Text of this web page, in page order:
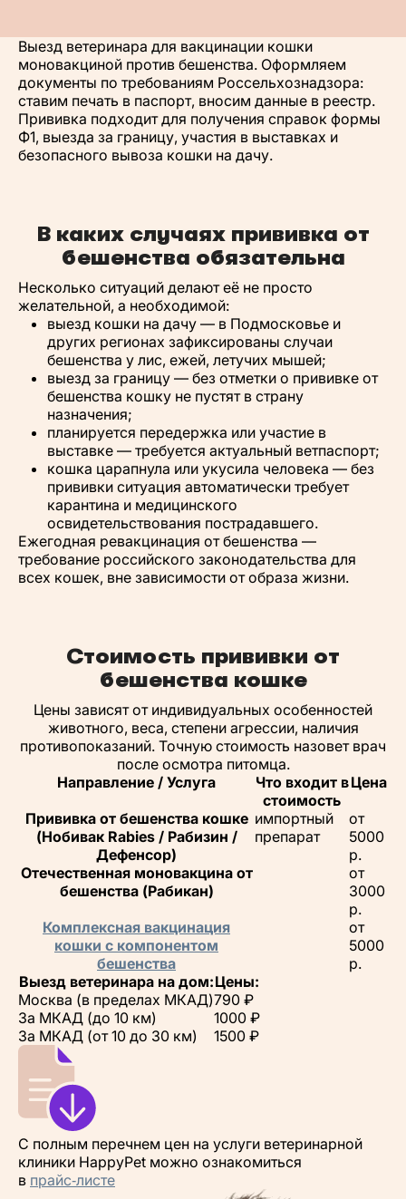
Выезд ветеринара для вакцинации кошки
моновакциной против бешенства. Оформляем
документы по требованиям Россельхознадзора:
ставим печать в паспорт, вносим данные в реестр.
Прививка подходит для получения справок формы
Ф1, выезда за границу, участия в выставках и
безопасного вывоза кошки на дачу.
В каких случаях прививка от
бешенства обязательна
Несколько ситуаций делают её не просто
желательной, а необходимой:
выезд кошки на дачу — в Подмосковье и
других регионах зафиксированы случаи
бешенства у лис, ежей, летучих мышей;
выезд за границу — без отметки о прививке от
бешенства кошку не пустят в страну
назначения;
планируется передержка или участие в
выставке — требуется актуальный ветпаспорт;
кошка царапнула или укусила человека — без
прививки ситуация автоматически требует
карантина и медицинского
освидетельствования пострадавшего.
Ежегодная ревакцинация от бешенства —
требование российского законодательства для
всех кошек, вне зависимости от образа жизни.
Стоимость прививки от
бешенства кошке
Цены зависят от индивидуальных особенностей
животного, веса, степени агрессии, наличия
противопоказаний. Точную стоимость назовет врач
после осмотра питомца.
Направление / Услуга
Что входит в
стоимость
Цена
Прививка от бешенства кошке
(Нобивак Rabies / Рабизин /
Дефенсор)
импортный
препарат
от
5000
р.
Отечественная моновакцина от
бешенства (Рабикан)
от
3000
р.
Комплексная вакцинация
кошки с компонентом
бешенства
от
5000
р.
Выезд ветеринара на дом:Цены:
Москва (в пределах МКАД)790 ₽
За МКАД (до 10 км)
1000 ₽
За МКАД (от 10 до 30 км)
1500 ₽
С полным перечнем цен на услуги ветеринарной
клиники HappyPet можно ознакомиться
в прайс‑листе